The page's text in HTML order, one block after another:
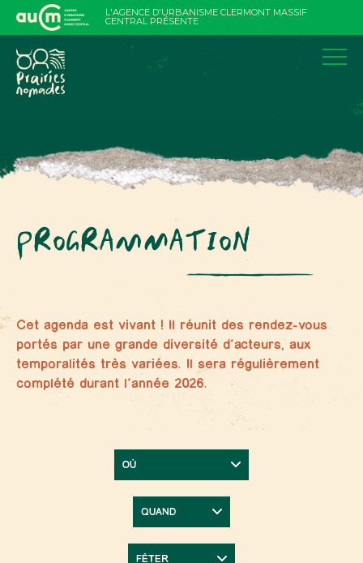
L'AGENCE D'URBANISME CLERMONT MASSIF
CENTRAL PRÉSENTE
contenu
PROGRAMMATION
Cet agenda est vivant ! Il réunit des rendez-vous
portés par une grande diversité d’acteurs, aux
temporalités très variées. Il sera régulièrement
complété durant l’année 2026.